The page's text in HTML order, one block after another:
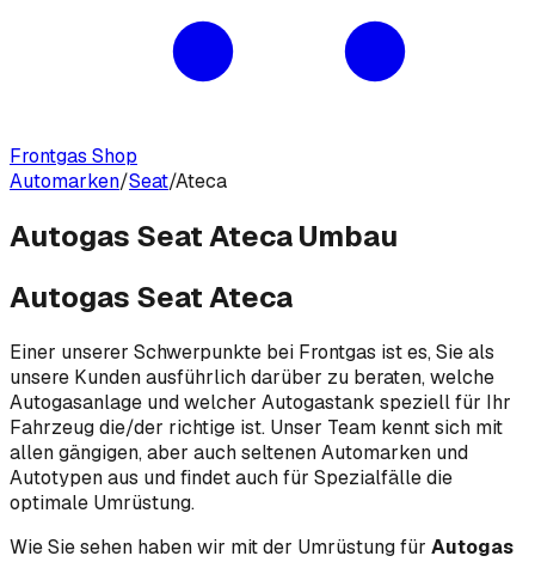
Frontgas Shop
Automarken/Seat/Ateca
Autogas Seat Ateca Umbau
Autogas Seat Ateca
Einer unserer Schwerpunkte bei Frontgas ist es, Sie als
unsere Kunden ausführlich darüber zu beraten, welche
Autogasanlage und welcher Autogastank speziell für Ihr
Fahrzeug die/der richtige ist. Unser Team kennt sich mit
allen gängigen, aber auch seltenen Automarken und
Autotypen aus und findet auch für Spezialfälle die
optimale Umrüstung.
Wie Sie sehen haben wir mit der Umrüstung für Autogas